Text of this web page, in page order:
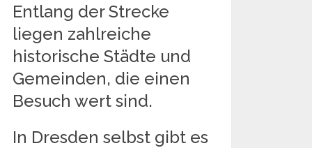
Entlang der Strecke
liegen zahlreiche
historische Städte und
Gemeinden, die einen
Besuch wert sind.
In Dresden selbst gibt es